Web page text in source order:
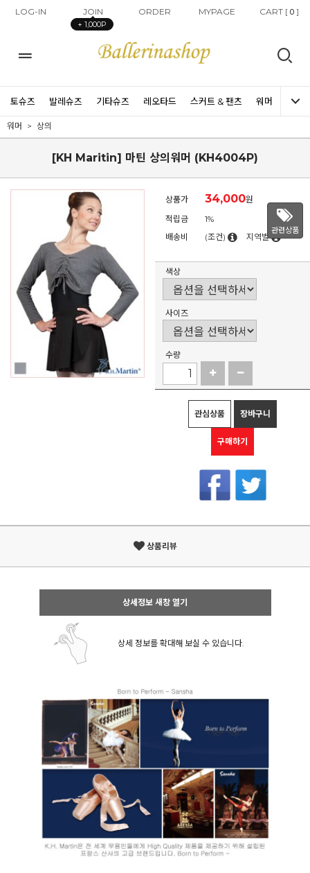
LOG-IN JOIN
+ 1,000P
ORDER MYPAGE CART [ 0]
토슈즈 발레슈즈 기타슈즈 레오타드 스커트 & 팬츠 워머 타이
워머 상의
[KH Maritin] 마틴 상의워머 (KH4004P)
상품가 34,000원
적립금
1%
배송비
(조건) 지역별
관련상품
색상
사이즈
수량
관심상품 장바구니
구매하기
상품리뷰
상세정보 새창 열기
상세 정보를 확대해 보실 수 있습니다.